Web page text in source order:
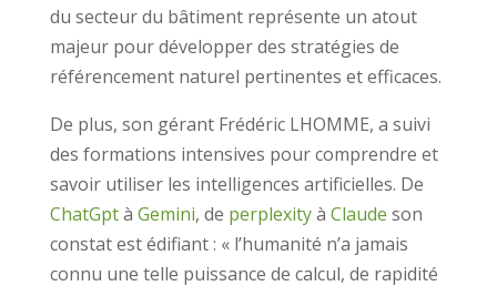
du secteur du bâtiment représente un atout
majeur pour développer des stratégies de
référencement naturel pertinentes et efficaces.
De plus, son gérant Frédéric LHOMME, a suivi
des formations intensives pour comprendre et
savoir utiliser les intelligences artificielles. De
ChatGptà Gemini, de perplexityà Claude son
constat est édifiant : « l’humanité n’a jamais
connu une telle puissance de calcul, de rapidité